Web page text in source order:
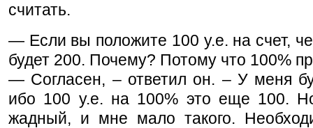
считать.
— Если вы положите 100 у.е. на счет,
будет 200. Почему? Потому что 100%
— Согласен, – ответил он. – У меня
ибо 100 у.е. на 100% это еще 100.
жадный, и мне мало такого.